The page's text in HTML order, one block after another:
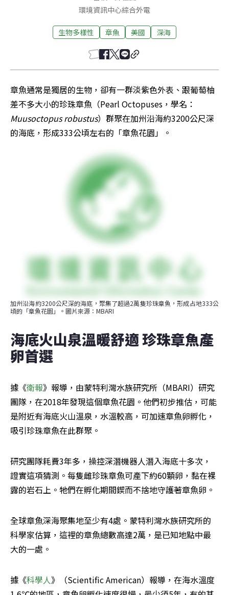
環境資訊中心綜合外電
生物多樣性 章魚 美國 深海
章魚通常是獨居的生物，卻有一群淡紫色外表、跟葡萄柚
差不多大小的珍珠章魚（Pearl Octopuses，學名：
Muusoctopus robustus）群聚在加州沿海約3200公尺深
的海底，形成333公頃左右的「章魚花園」。
加州沿海約3200公尺深的海底，聚集了超過2萬隻珍珠章魚，形成占地333公
頃的「章魚花園」。圖片來源：MBARI
海底火山泉溫暖舒適 珍珠章魚產
卵首選
據《衛報》報導，由蒙特利灣水族研究所（MBARI）研究
團隊，在2018年發現這個章魚花園。他們初步推估，可能
是附近有海底火山溫泉，水溫較高，可加速章魚卵孵化，
吸引珍珠章魚在此群聚。
研究團隊耗費3年多，操控深潛機器人潛入海底十多次，
證實這項猜測。每隻雌珍珠章魚可產下約60顆卵，黏在裸
露的岩石上。牠們在孵化期間鍥而不捨地守護著章魚卵。
全球章魚深海聚集地至少有4處。蒙特利灣水族研究所的
科學家估算，這裡的章魚總數高達2萬，是已知地點中最
大的一處。
據《科學人》（Scientific American）報導，在海水溫度